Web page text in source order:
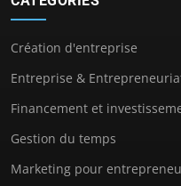
Création d'entreprise
Entreprise &
Financement et
Gestion du temps
Marketing pour